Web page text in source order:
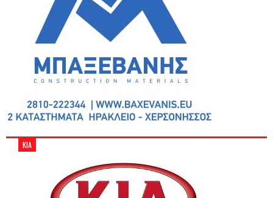
KIA